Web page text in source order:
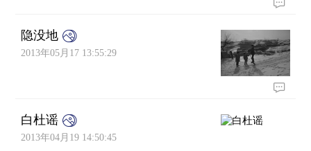
隐没地
2013年05月17 13:55:29
白杜谣
2013年04月19 14:50:45